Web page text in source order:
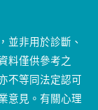
並非用於診斷、
料僅供參考之
不等同法定認可
意見。有關心理